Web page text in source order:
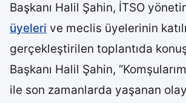
Başkanı Halil Şahin, İTSO
üyeleri ve meclis üyelerinin
gerçekleştirilen toplantıda
Başkanı Halil Şahin,
ile son zamanlarda yaşanan